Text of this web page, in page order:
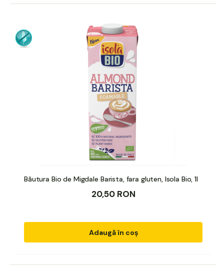
Băutura Bio de Migdale Barista, fara gluten, Isola Bio, 1l
20,50 RON
Adaugă în coș